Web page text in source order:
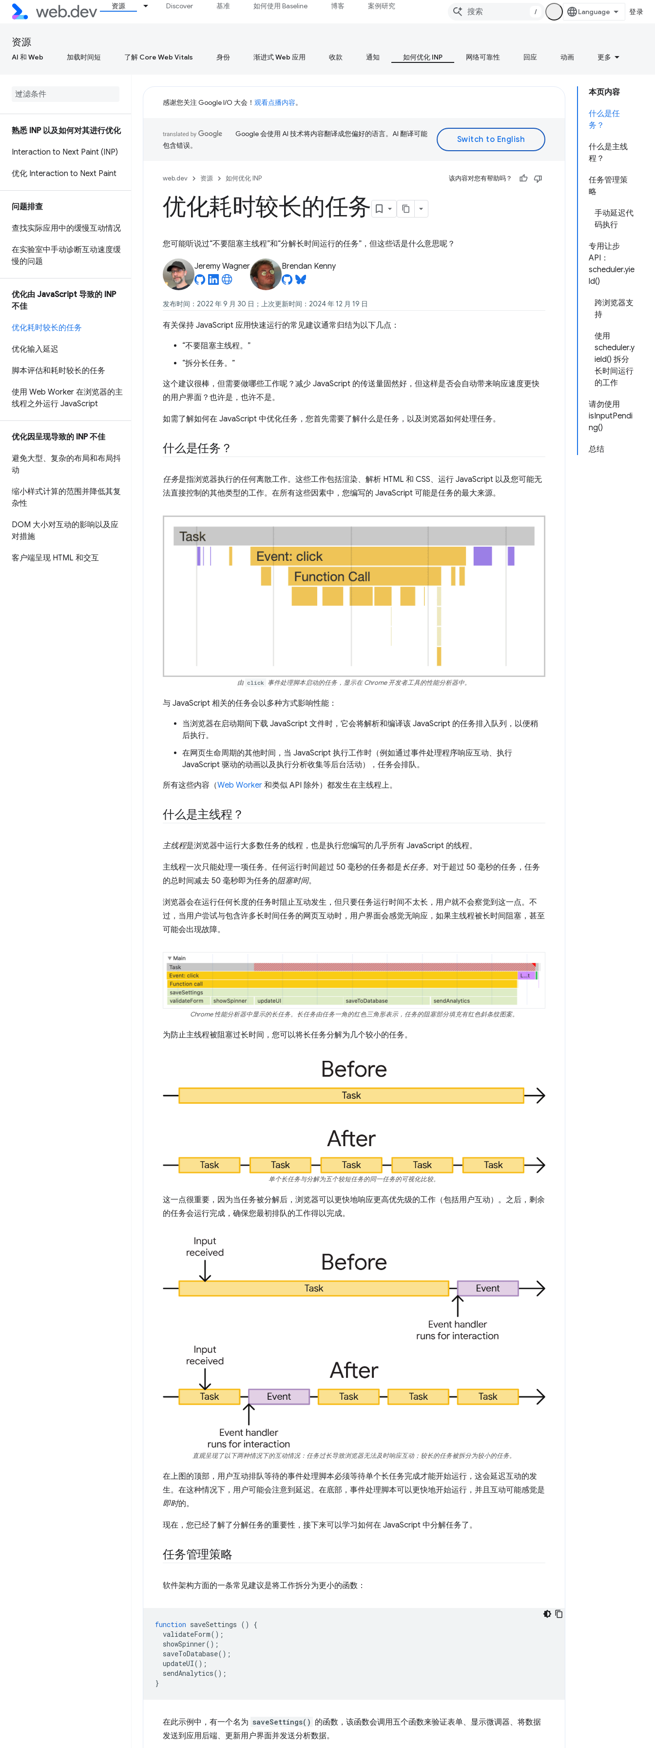
资源 Discover 基准 如何使用 Baseline 博客 案例研究
/ 登录
资源
AI 和 Web 加载时间短 了解 Core Web Vitals 身份 渐进式 Web 应用 收款 通知 如何优化 INP 网络可靠性 回应 动画 更多
熟悉 INP 以及如何对其进行优化
Interaction to Next Paint (INP)
优化 Interaction to Next Paint
问题排查
查找实际应用中的缓慢互动情况
在实验室中手动诊断互动速度缓
慢的问题
优化由 JavaScript 导致的 INP
不佳
优化耗时较长的任务
优化输入延迟
脚本评估和耗时较长的任务
使用 Web Worker 在浏览器的主
线程之外运行 JavaScript
优化因呈现导致的 INP 不佳
避免大型、复杂的布局和布局抖
动
缩小样式计算的范围并降低其复
杂性
DOM 大小对互动的影响以及应
对措施
客户端呈现 HTML 和交互
本页内容
什么是任
务？
什么是主线
程？
任务管理策
略
手动延迟代
码执行
专用让步
API：
scheduler.yie
ld()
跨浏览器支
持
使用
scheduler.y
ield() 拆分
长时间运行
的工作
请勿使用
isInputPendi
ng()
总结
感谢您关注 Google I/O 大会！ 观看点播内容。
Google 会使用 AI 技术将内容翻译成您偏好的语言。AI 翻译可能
包含错误。
web.dev 资源 如何优化 INP 该内容对您有帮助吗？
优化耗时较长的任务
您可能听说过“不要阻塞主线程”和“分解长时间运行的任务”，但这些话是什么意思呢？
Jeremy Wagner Brendan Kenny
发布时间：2022 年 9 月 30 日；上次更新时间：2024 年 12 月 19 日
有关保持 JavaScript 应用快速运行的常见建议通常归结为以下几点：
“不要阻塞主线程。”
“拆分长任务。”
这个建议很棒，但需要做哪些工作呢？减少 JavaScript 的传送量固然好，但这样是否会自动带来响应速度更快
的用户界面？ 也许是，也许不是。
如需了解如何在 JavaScript 中优化任务，您首先需要了解什么是任务，以及浏览器如何处理任务。
什么是任务？
任务是指浏览器执行的任何离散工作。这些工作包括渲染、解析 HTML 和 CSS、运行 JavaScript 以及您可能无
法直接控制的其他类型的工作。在所有这些因素中，您编写的 JavaScript 可能是任务的最大来源。
由 click 事件处理脚本启动的任务，显示在 Chrome 开发者工具的性能分析器中。
与 JavaScript 相关的任务会以多种方式影响性能：
当浏览器在启动期间下载 JavaScript 文件时，它会将解析和编译该 JavaScript 的任务排入队列，以便稍
后执行。
在网页生命周期的其他时间，当 JavaScript 执行工作时（例如通过事件处理程序响应互动、执行
JavaScript 驱动的动画以及执行分析收集等后台活动），任务会排队。
所有这些内容（Web Worker 和类似 API 除外）都发生在主线程上。
什么是主线程？
主线程是浏览器中运行大多数任务的线程，也是执行您编写的几乎所有 JavaScript 的线程。
主线程一次只能处理一项任务。任何运行时间超过 50 毫秒的任务都是长任务。对于超过 50 毫秒的任务，任务
的总时间减去 50 毫秒即为任务的阻塞时间。
浏览器会在运行任何长度的任务时阻止互动发生，但只要任务运行时间不太长，用户就不会察觉到这一点。不
过，当用户尝试与包含许多长时间任务的网页互动时，用户界面会感觉无响应，如果主线程被长时间阻塞，甚至
可能会出现故障。
Chrome 性能分析器中显示的长任务。长任务由任务一角的红色三角形表示，任务的阻塞部分填充有红色斜条纹图案。
为防止主线程被阻塞过长时间，您可以将长任务分解为几个较小的任务。
单个长任务与分解为五个较短任务的同一任务的可视化比较。
这一点很重要，因为当任务被分解后，浏览器可以更快地响应更高优先级的工作（包括用户互动）。之后，剩余
的任务会运行完成，确保您最初排队的工作得以完成。
直观呈现了以下两种情况下的互动情况：任务过长导致浏览器无法及时响应互动；较长的任务被拆分为较小的任务。
在上图的顶部，用户互动排队等待的事件处理脚本必须等待单个长任务完成才能开始运行，这会延迟互动的发
生。在这种情况下，用户可能会注意到延迟。在底部，事件处理脚本可以更快地开始运行，并且互动可能感觉是
即时的。
现在，您已经了解了分解任务的重要性，接下来可以学习如何在 JavaScript 中分解任务了。
任务管理策略
软件架构方面的一条常见建议是将工作拆分为更小的函数：
function saveSettings ()
{
validateForm();
showSpinner();
saveToDatabase();
updateUI();
sendAnalytics();
}
在此示例中，有一个名为 saveSettings() 的函数，该函数会调用五个函数来验证表单、显示微调器、将数据
发送到应用后端、更新用户界面并发送分析数据。